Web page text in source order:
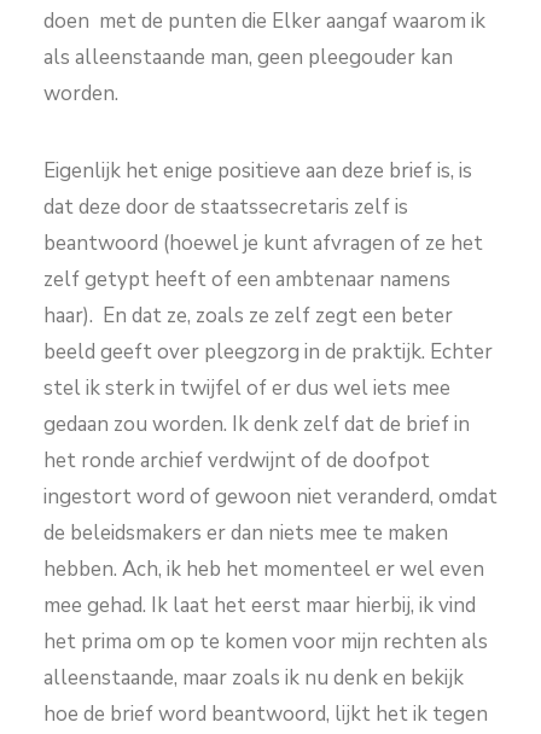
doen met de punten die Elker aangaf waarom ik
als alleenstaande man, geen pleegouder kan
worden.
Eigenlijk het enige positieve aan deze brief is, is
dat deze door de staatssecretaris zelf is
beantwoord (hoewel je kunt afvragen of ze het
zelf getypt heeft of een ambtenaar namens
haar). En dat ze, zoals ze zelf zegt een beter
beeld geeft over pleegzorg in de praktijk. Echter
stel ik sterk in twijfel of er dus wel iets mee
gedaan zou worden. Ik denk zelf dat de brief in
het ronde archief verdwijnt of de doofpot
ingestort word of gewoon niet veranderd, omdat
de beleidsmakers er dan niets mee te maken
hebben. Ach, ik heb het momenteel er wel even
mee gehad. Ik laat het eerst maar hierbij, ik vind
het prima om op te komen voor mijn rechten als
alleenstaande, maar zoals ik nu denk en bekijk
hoe de brief word beantwoord, lijkt het ik tegen